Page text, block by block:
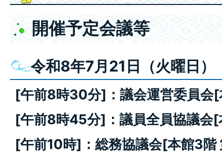
開催予定会議等
令和8年7月21日（火曜日）
[午前8時30分]：議会運営委員会[
[午前8時45分]：議員全員協議会[
[午前10時]：総務協議会[本館3階